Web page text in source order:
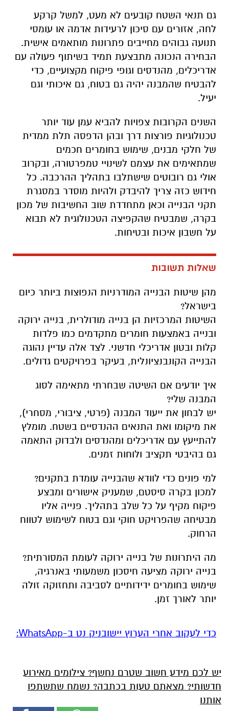
גם תנאי השטח קובעים לא מעט, למשל קרקע
לחה, אזורים עם סיכון לרעידות אדמה או עומסי
תנועה גבוהים מחייבים פתרונות מותאמים אישית.
הבחירה הנכונה מתבצעת תמיד בשיתוף פעולה עם
אדריכלים, מהנדסים וגופי פיקוח מקצועיים, כדי
להבטיח שהמבנה יהיה גם בטוח, גם איכותי וגם
יעיל.
השנים הקרובות צפויות להביא עמן עוד יותר
טכנולוגיות פורצות דרך ובהן הדפסה תלת ממדית
של חלקי מבנים, שימוש בחומרים חכמים
שמתאימים את עצמם לשינויי טמפרטורה, ובקרוב
אולי גם רובוטים שישתלבו בתהליך ההרכבה. כל
חידוש כזה צריך להיבדק ולהיות מוסדר במסגרת
תקני הבנייה וכאן מתחדדת שוב החשיבות של מכון
בקרה, שמבטיח שהקפיצה הטכנולוגית לא תבוא
על חשבון איכות ובטיחות.
שאלות תשובות
מהן שיטות הבנייה המודרניות הנפוצות ביותר כיום
בישראל?
השיטות המרכזיות הן בנייה מודולרית, בנייה ירוקה
ובנייה באמצעות חומרים מתקדמים כמו פלדות
קלות ובטון אדריכלי חדשני. לצד אלה עדיין נהוגה
הבנייה הקונבנציונלית, בעיקר בפרויקטים גדולים.
איך יודעים אם השיטה שבחרתי מתאימה לסוג
המבנה שלי?
יש לבחון את ייעוד המבנה (פרטי, ציבורי, מסחרי),
את מיקומו ואת התנאים ההנדסיים בשטח. מומלץ
להתייעץ עם אדריכלים ומהנדסים ולבדוק התאמה
גם בהיבטי תקציב ולוחות זמנים.
למי פונים כדי לוודא שהבנייה עומדת בתקנים?
למכון בקרה סיסטם, שמעניק אישורים ומבצע
פיקוח מקיף על כל שלב בתהליך. פנייה אליו
מבטיחה שהפרויקט חוקי וגם בטוח לשימוש לטווח
הרחוק.
מה היתרונות של בנייה ירוקה לעומת המסורתית?
בנייה ירוקה מציעה חיסכון משמעותי באנרגיה,
שימוש בחומרים ידידותיים לסביבה ותחזוקה זולה
יותר לאורך זמן.
‏כדי לעקוב אחרי הערוץ יישובניק נט ב-WhatsApp:‏‏‏
יש לכם מידע חשוב שטרם נחשף? צילומים מאירוע
חדשותי? מצאתם טעות בכתבה? נשמח שתשתפו
אותנו